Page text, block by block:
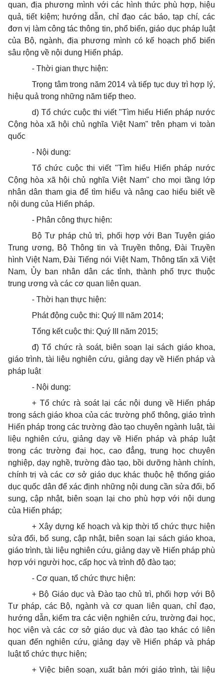
quan, địa phương mình với các hình thức phù hợp, hiệu
quả, tiết kiệm; hướng dẫn, chỉ đạo các báo, tạp chí, các
đơn vị làm công tác thông tin, phổ biến, giáo dục pháp luật
của Bộ, ngành, địa phương mình có kế hoạch phổ biến
sâu rộng về nội dung Hiến pháp.
- Thời gian thực hiện:
Trọng tâm trong năm 2014 và tiếp tục duy trì hợp lý,
hiệu quả trong những năm tiếp theo.
d) Tổ chức cuộc thi viết "Tìm hiểu Hiến pháp nước
Cộng hòa xã hội chủ nghĩa Việt Nam" trên phạm vi toàn
quốc
- Nội dung:
Tổ chức cuộc thi viết "Tìm hiểu Hiến pháp nước
Cộng hòa xã hội chủ nghĩa Việt Nam" cho mọi tầng lớp
nhân dân tham gia để tìm hiểu và nâng cao hiểu biết về
nội dung của Hiến pháp.
- Phân công thực hiện:
Bộ Tư pháp chủtrì, phối hợp với Ban Tuyên giáo
Trung ương, Bộ Thông tin và Truyền thông, Đài Truyền
hình Việt Nam, Đài Tiếng nói Việt Nam, Thông tấn xã Việt
Nam, Ủy ban nhân dân các tỉnh, thành phố trực thuộc
trung ương và các cơ quan liên quan.
- Thời hạn thực hiện:
Phát động cuộc thi: Quý III năm 2014;
Tổng kết cuộc thi: Quý III năm 2015;
đ) Tổ chức rà soát, biên soạn lại sách giáo khoa,
giáo trình, tài liệu nghiên cứu, giảng dạy về Hiến pháp và
pháp luật
- Nội dung:
+ Tổ chức rà soát lại các nội dung về Hiến pháp
trong sách giáo khoa của các trường phổ thông, giáo trình
Hiến pháp trong các trường đào tạo chuyên ngành luật, tài
liệu nghiên cứu, giảng dạy về Hiến pháp và pháp luật
trong các trường đại học, cao đẳng, trung học chuyên
nghiệp, dạy nghề, trường đào tạo, bồi dưỡng hành chính,
chính trị và các cơ sở giáo dục khác thuộc hệ thống giáo
dục quốc dân để xác định những nội dung cần sửa đổi, bổ
sung, cập nhật, biên soạn lại cho phù hợp với nội dung
của Hiến pháp;
+ Xây dựng kế hoạch và kịp thời tổ chức thực hiện
sửa đổi, bổ sung, cập nhật, biên soạn lại sách giáo khoa,
giáo trình, tài liệu nghiên cứu, giảng dạy về Hiến pháp phù
hợp với người học, cấp học và trình độ đào tạo;
- Cơ quan, tổ chức thực hiện:
+ Bộ Giáo dục và Đào tạo chủ trì, phối hợp với Bộ
Tư pháp, các Bộ, ngành và cơ quan liên quan, chỉ đạo,
hướng dẫn, kiểm tra các viện nghiên cứu, trường đại học,
học viện và các cơ sở giáo dục và đào tạo khác có liên
quan đến nghiên cứu, giảng dạy về Hiến pháp và pháp
luật tổ chức thực hiện;
+ Việc biên soạn, xuất bản mới giáotrình, tài liệu